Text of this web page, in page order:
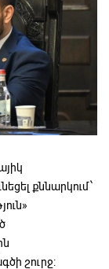
քննարկում՝
շուրջ: